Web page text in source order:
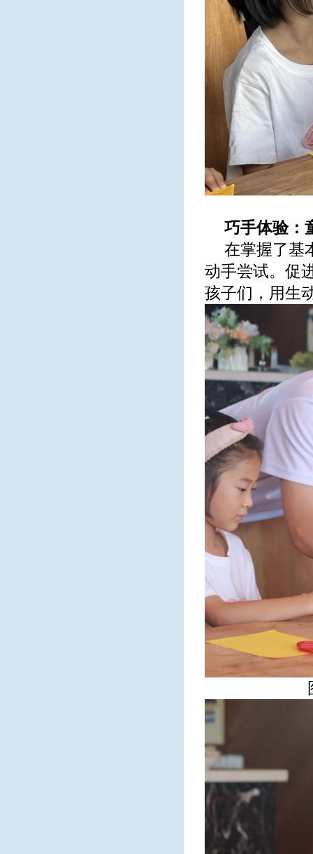
巧手体验：
在掌握了基
动手尝试。促
孩子们，用生